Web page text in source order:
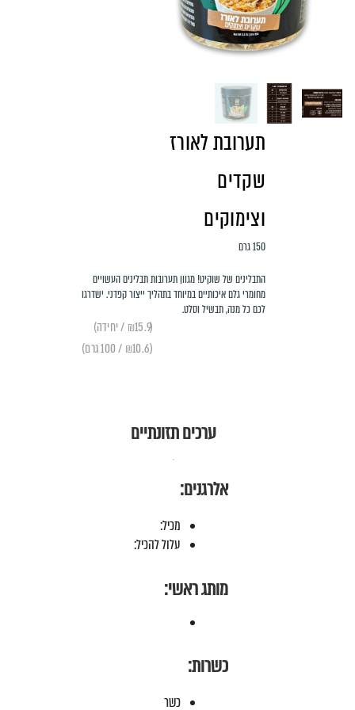
תערובת לאורז
שקדים
וצימוקים
150 גרם
התבלינים של שוקיט! מגוון תערובות תבלינים העשויים
מחומרי גלם איכותיים במיוחד בתהליך ייצור קפדני. ישדרגו
לכם כל מנה, תבשיל וסלט.
(₪15.9 / יחידה)
(₪10.6 / 100 גרם)
ערכים תזונתיים
אלרגנים:
מכיל:
עלול להכיל:
מותג ראשי:
כשרות:
כשר